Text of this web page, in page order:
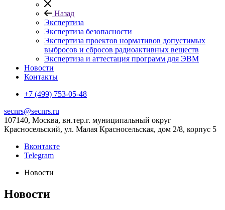
Назад
Экспертиза
Экспертиза безопасности
Экспертиза проектов нормативов допустимых
выбросов и сбросов радиоактивных веществ
Экспертиза и аттестация программ для ЭВМ
Новости
Контакты
+7 (499) 753-05-48
secnrs@secnrs.ru
107140, Москва, вн.тер.г. муниципальный округ
Красносельский, ул. Малая Красносельская, дом 2/8, корпус 5
Вконтакте
Telegram
Новости
Новости